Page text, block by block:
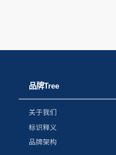
品牌Tree
关于我们
标识释义
品牌架构